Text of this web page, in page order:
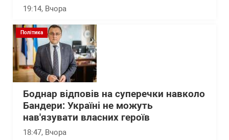
19:14, Вчора
Політика
Боднар відповів на суперечки навколо
Бандери: Україні не можуть
нав'язувати власних героїв
18:47, Вчора